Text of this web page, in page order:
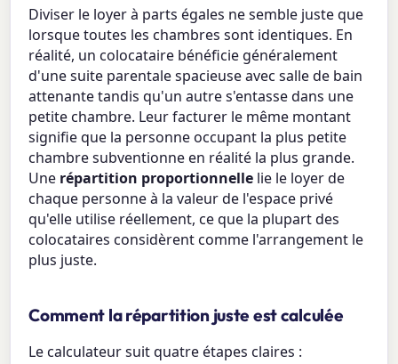
Diviser le loyer à parts égales ne semble juste que
lorsque toutes les chambres sont identiques. En
réalité, un colocataire bénéficie généralement
d'une suite parentale spacieuse avec salle de bain
attenante tandis qu'un autre s'entasse dans une
petite chambre. Leur facturer le même montant
signifie que la personne occupant la plus petite
chambre subventionne en réalité la plus grande.
Une répartition proportionnelle lie le loyer de
chaque personne à la valeur de l'espace privé
qu'elle utilise réellement, ce que la plupart des
colocataires considèrent comme l'arrangement le
plus juste.
Comment la répartition juste est calculée
Le calculateur suit quatre étapes claires :